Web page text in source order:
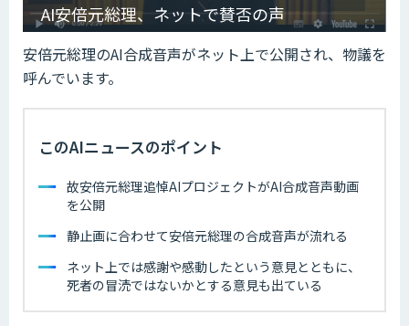
AI安倍元総理、ネットで賛否の声
安倍元総理のAI合成音声がネット上で公開され、物議を
呼んでいます。
このAIニュースのポイント
故安倍元総理追悼AIプロジェクトがAI合成音声動画
を公開
静止画に合わせて安倍元総理の合成音声が流れる
ネット上では感謝や感動したという意見とともに、
死者の冒涜ではないかとする意見も出ている